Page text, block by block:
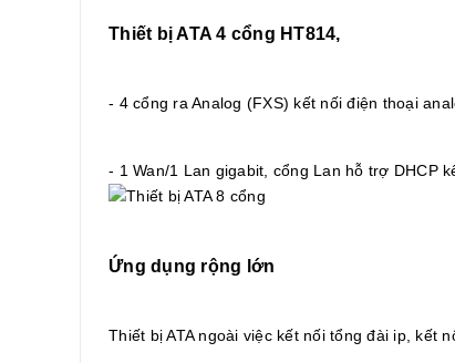
Thiết bị ATA 4 cổng HT814,
- 4 cổng ra Analog (FXS) kết nối điện thoại
- 1 Wan/1 Lan gigabit, cổng Lan hỗ trợ DHCP
Ứng dụng rộng lớn
Thiết bị ATA ngoài việc kết nối tổng đài ip, kết